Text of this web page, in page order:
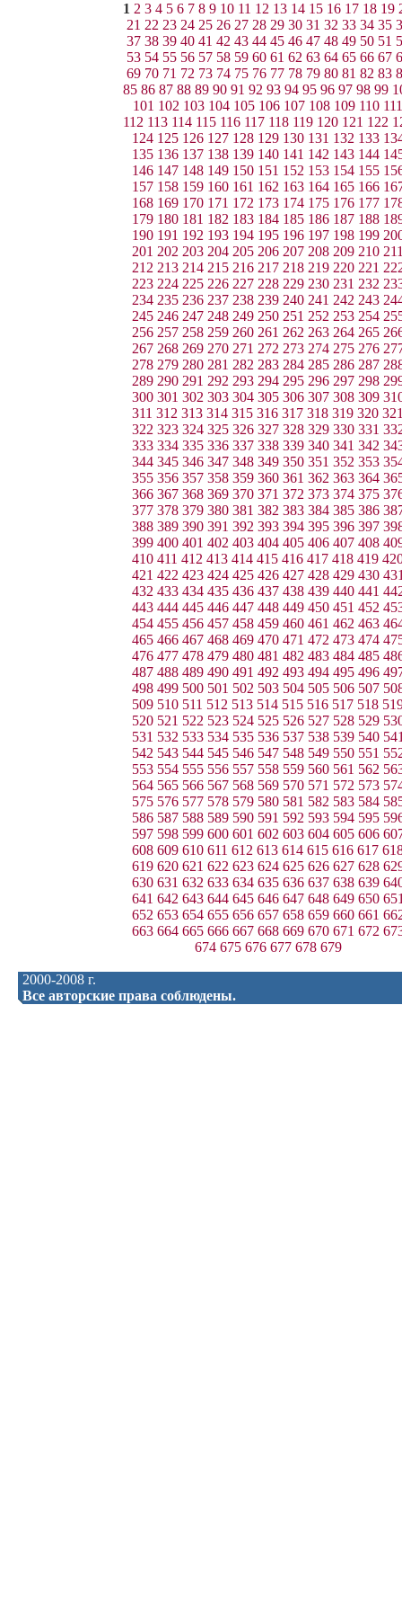
1 2 3 4 5 6 7 8 9 10 11 12 13 14 15 16 17 18 19
21 22 23 24 25 26 27 28 29 30 31 32 33 34 35
37 38 39 40 41 42 43 44 45 46 47 48 49 50 51
53 54 55 56 57 58 59 60 61 62 63 64 65 66 67
69 70 71 72 73 74 75 76 77 78 79 80 81 82 83
85 86 87 88 89 90 91 92 93 94 95 96 97 98 99
101 102 103 104 105 106 107 108 109 110 111
112 113 114 115 116 117 118 119 120 121 122
124 125 126 127 128 129 130 131 132 133
135 136 137 138 139 140 141 142 143 144
146 147 148 149 150 151 152 153 154 155
157 158 159 160 161 162 163 164 165 166
168 169 170 171 172 173 174 175 176 177
179 180 181 182 183 184 185 186 187 188
190 191 192 193 194 195 196 197 198 199
201 202 203 204 205 206 207 208 209 210
212 213 214 215 216 217 218 219 220 221
223 224 225 226 227 228 229 230 231 232
234 235 236 237 238 239 240 241 242 243
245 246 247 248 249 250 251 252 253 254
256 257 258 259 260 261 262 263 264 265
267 268 269 270 271 272 273 274 275 276
278 279 280 281 282 283 284 285 286 287
289 290 291 292 293 294 295 296 297 298
300 301 302 303 304 305 306 307 308 309
311 312 313 314 315 316 317 318 319 320
322 323 324 325 326 327 328 329 330 331
333 334 335 336 337 338 339 340 341 342
344 345 346 347 348 349 350 351 352 353
355 356 357 358 359 360 361 362 363 364
366 367 368 369 370 371 372 373 374 375
377 378 379 380 381 382 383 384 385 386
388 389 390 391 392 393 394 395 396 397
399 400 401 402 403 404 405 406 407 408
410 411 412 413 414 415 416 417 418 419
421 422 423 424 425 426 427 428 429 430
432 433 434 435 436 437 438 439 440 441
443 444 445 446 447 448 449 450 451 452
454 455 456 457 458 459 460 461 462 463
465 466 467 468 469 470 471 472 473 474
476 477 478 479 480 481 482 483 484 485
487 488 489 490 491 492 493 494 495 496
498 499 500 501 502 503 504 505 506 507
509 510 511 512 513 514 515 516 517 518
520 521 522 523 524 525 526 527 528 529
531 532 533 534 535 536 537 538 539 540
542 543 544 545 546 547 548 549 550 551
553 554 555 556 557 558 559 560 561 562
564 565 566 567 568 569 570 571 572 573
575 576 577 578 579 580 581 582 583 584
586 587 588 589 590 591 592 593 594 595
597 598 599 600 601 602 603 604 605 606
608 609 610 611 612 613 614 615 616 617
619 620 621 622 623 624 625 626 627 628
630 631 632 633 634 635 636 637 638 639
641 642 643 644 645 646 647 648 649 650
652 653 654 655 656 657 658 659 660 661
663 664 665 666 667 668 669 670 671 672
674 675 676 677 678 679
2000-2008 г.
Все авторские права соблюдены.